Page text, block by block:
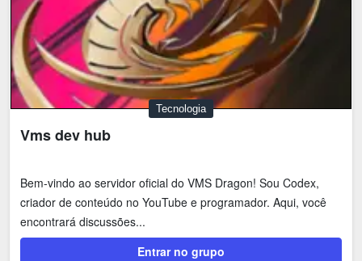
Tecnologia
Vms dev hub
Bem-vindo ao servidor oficial do VMS Dragon! Sou Codex,
criador de conteúdo no YouTube e programador. Aqui, você
encontrará discussões...
Entrar no grupo